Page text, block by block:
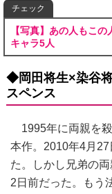
チェック
【写真】あの人もこ
キャラ5人
◆岡田将生×染谷
スペンス
1995年に両親を
本作。2010年4月
た。しかし兄弟の
2日前だった。もう